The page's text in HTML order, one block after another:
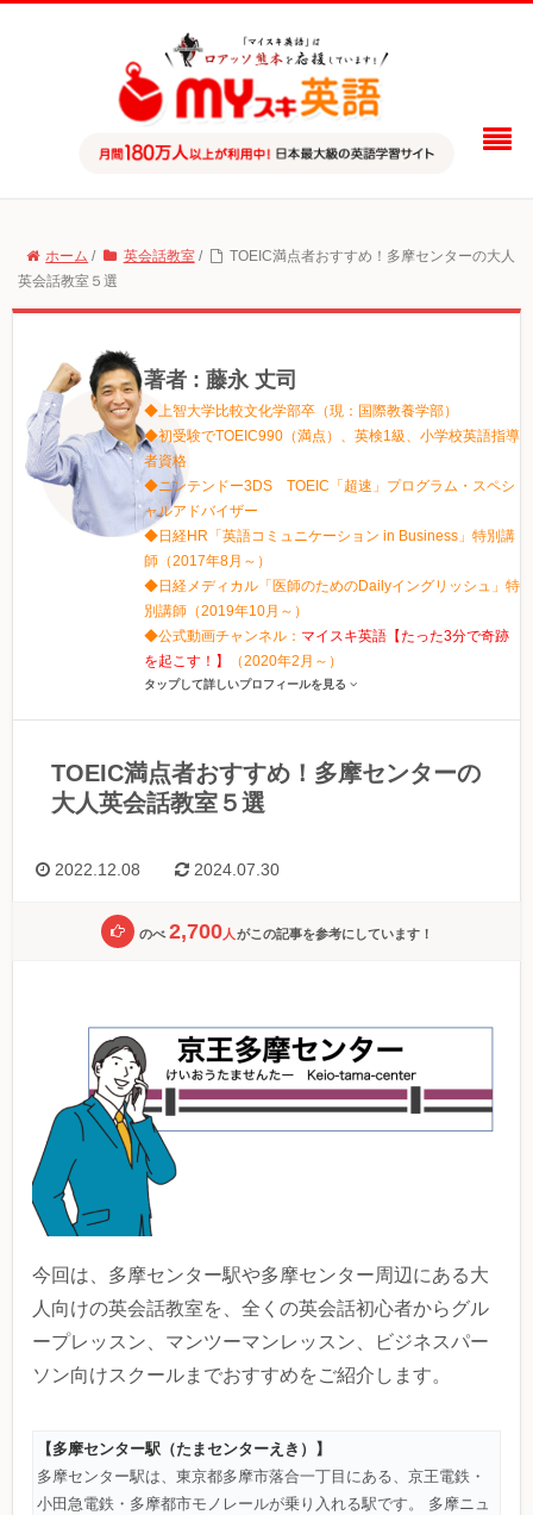
ホーム / 英会話教室 /
TOEIC満点者おすすめ！多摩センターの大人
英会話教室５選
著者 : 藤永 丈司
◆上智大学比較文化学部卒（現：国際教養学部）
◆初受験でTOEIC990（満点）、英検1級、小学校英語指導
者資格
◆ニンテンドー3DS TOEIC「超速」プログラム・スペシ
ャルアドバイザー
◆日経HR「英語コミュニケーション in Business」特別講
師（2017年8月～）
◆日経メディカル「医師のためのDailyイングリッシュ」特
別講師（2019年10月～）
◆公式動画チャンネル： マイスキ英語【たった3分で奇跡
を起こす！】
（2020年2月～）
タップして詳しいプロフィールを見る
TOEIC満点者おすすめ！多摩センターの
大人英会話教室５選
2022.12.08 2024.07.30
のべ 2,700人 がこの記事を参考にしています！
今回は、多摩センター駅や多摩センター周辺にある大
人向けの英会話教室を、全くの英会話初心者からグル
ープレッスン、マンツーマンレッスン、ビジネスパー
ソン向けスクールまでおすすめをご紹介します。
【多摩センター駅（たまセンターえき）】
多摩センター駅は、東京都多摩市落合一丁目にある、京王電鉄・
小田急電鉄・多摩都市モノレールが乗り入れる駅です。 多摩ニュ